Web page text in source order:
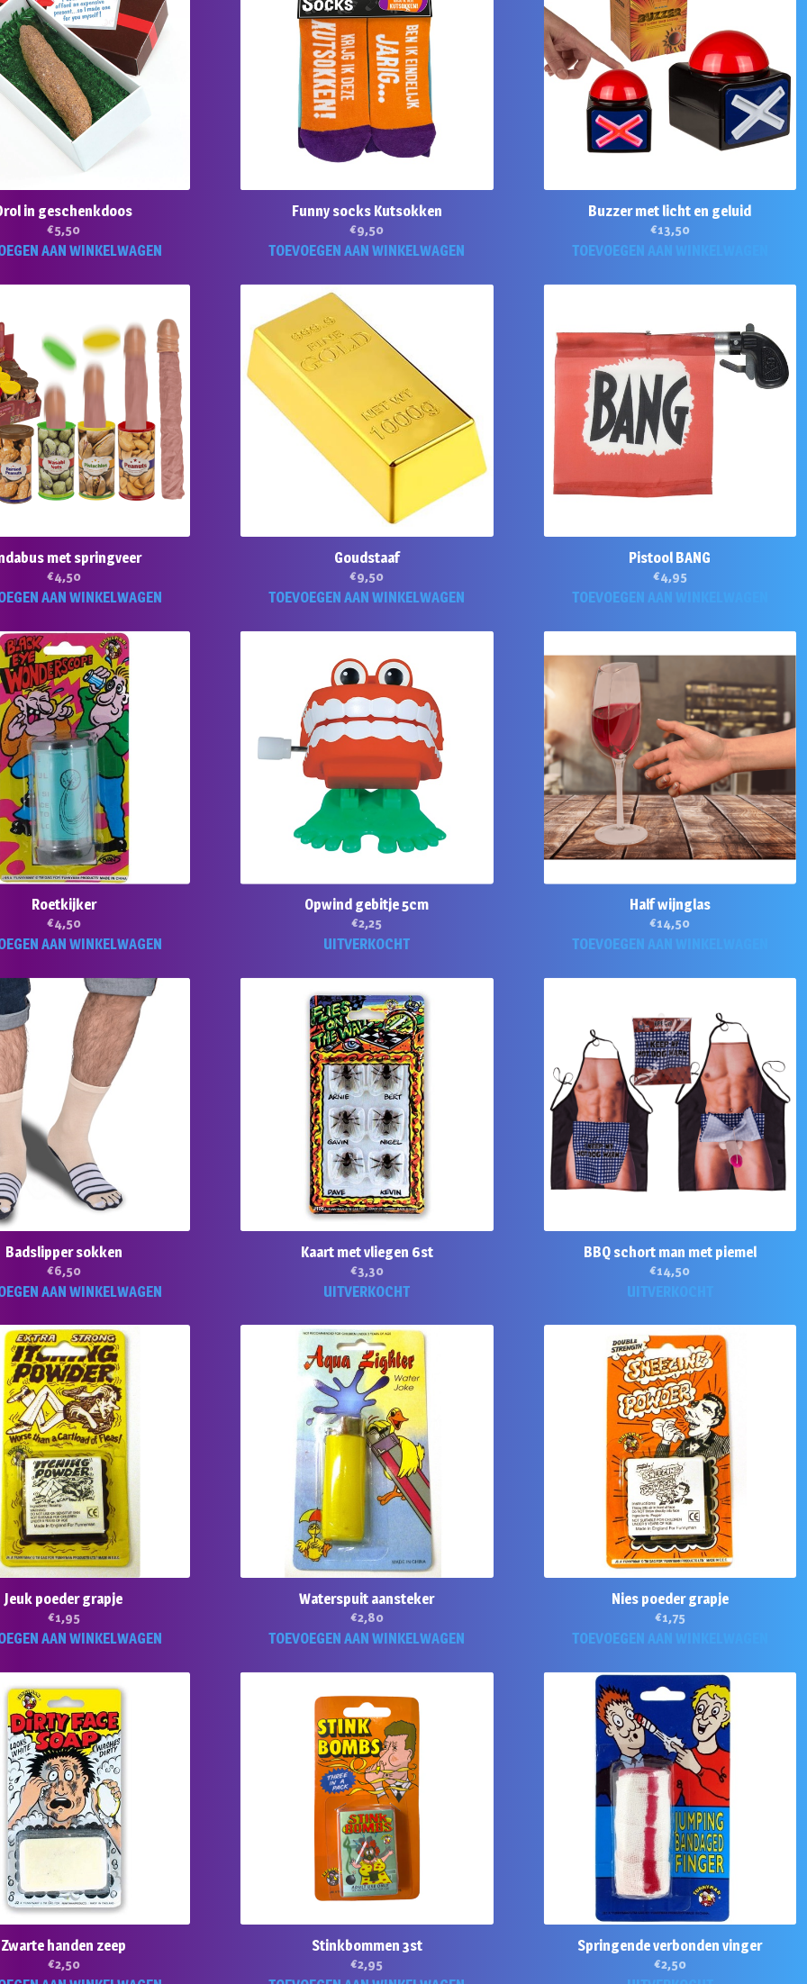
in geschenkdoos
€5,50
AAN WINKELWAGEN
Funny socks Kutsokken
€9,50
TOEVOEGEN AAN WINKELWAGEN
Buzzer met licht en geluid
€13,50
TOEVOEGEN AAN WINKELWAGEN
met springveer
€4,50
AAN WINKELWAGEN
Goudstaaf
€9,50
TOEVOEGEN AAN WINKELWAGEN
Pistool BANG
€4,95
TOEVOEGEN AAN WINKELWAGEN
Roetkijker
€4,50
AAN WINKELWAGEN
Opwind gebitje 5cm
€2,25
UITVERKOCHT
Half wijnglas
€14,50
TOEVOEGEN AAN WINKELWAGEN
Badslipper sokken
€6,50
AAN WINKELWAGEN
Kaart met vliegen 6st
€3,30
UITVERKOCHT
BBQ schort man met piemel
€14,50
UITVERKOCHT
Jeuk poeder grapje
€1,95
AAN WINKELWAGEN
Waterspuit aansteker
€2,80
TOEVOEGEN AAN WINKELWAGEN
Nies poeder grapje
€1,75
TOEVOEGEN AAN WINKELWAGEN
Zwarte handen zeep
€2,50
Stinkbommen 3st
€2,95
Springende verbonden vinger
€2,50